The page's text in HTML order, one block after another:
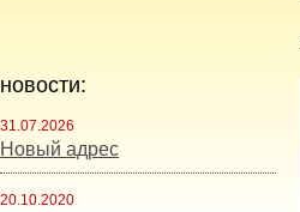
новости:
31.07.2026
Новый адрес
20.10.2020